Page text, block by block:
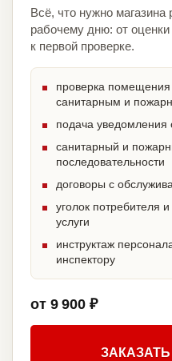
Всё, что нужно магазина
рабочему дню: от
к первой проверке.
проверка помещения
санитарным и
подача уведомления
санитарный и
последовательности
договоры с
уголок потребителя
услуги
инструктаж
инспектору
от 9 900 ₽